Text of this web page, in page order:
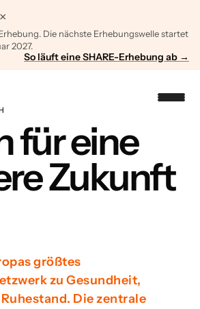
Die nächste Erhebungswelle startet
2027.
So läuft eine SHARE-Erhebung ab →
×
für eine
Zukunft
größtes
zu Gesundheit,
Die zentrale